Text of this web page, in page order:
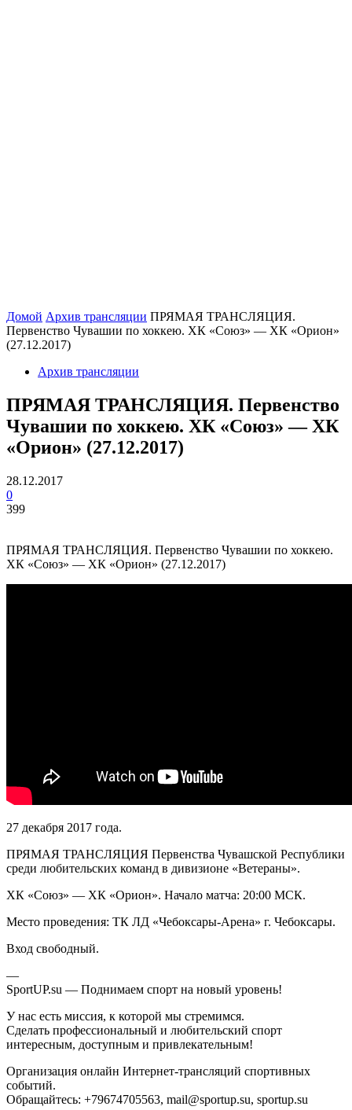
Домой Архив трансляции ПРЯМАЯ ТРАНСЛЯЦИЯ.
Первенство Чувашии по хоккею. ХК «Союз» — ХК «Орион»
(27.12.2017)
Архив трансляции
ПРЯМАЯ ТРАНСЛЯЦИЯ. Первенство
Чувашии по хоккею. ХК «Союз» — ХК
«Орион» (27.12.2017)
28.12.2017
0
399
ПРЯМАЯ ТРАНСЛЯЦИЯ. Первенство Чувашии по хоккею.
ХК «Союз» — ХК «Орион» (27.12.2017)
27 декабря 2017 года.
ПРЯМАЯ ТРАНСЛЯЦИЯ Первенства Чувашской Республики
среди любительских команд в дивизионе «Ветераны».
ХК «Союз» — ХК «Орион». Начало матча: 20:00 МСК.
Место проведения: ТК ЛД «Чебоксары-Арена» г. Чебоксары.
Вход свободный.
—
SportUP.su — Поднимаем спорт на новый уровень!
У нас есть миссия, к которой мы стремимся.
Сделать профессиональный и любительский спорт
интересным, доступным и привлекательным!
Организация онлайн Интернет-трансляций спортивных
событий.
Обращайтесь: +79674705563, mail@sportup.su, sportup.su